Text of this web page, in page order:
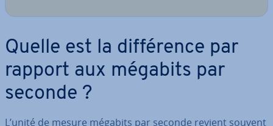
Quelle est la dif­fé­rence par
rapport aux mégabits par
seconde ?
L’unité de mesure mégabits par seconde revient souvent